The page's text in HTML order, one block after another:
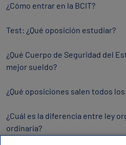
¿Cómo entrar en la BCIT?
Test: ¿Qué oposición estudiar?
¿Qué Cuerpo de Seguridad del
mejor sueldo?
¿Qué oposiciones salen todos los
¿Cuál es la diferencia entre ley
ordinaria?